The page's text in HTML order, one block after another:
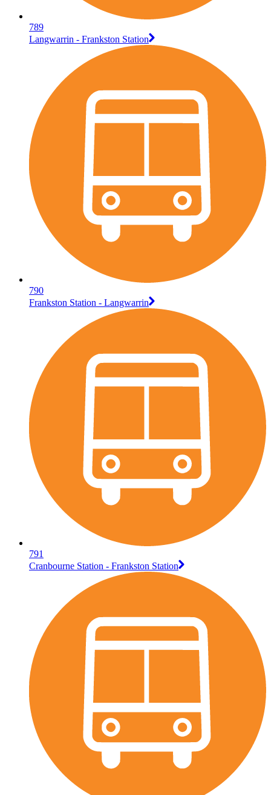
789
Langwarrin - Frankston Station
790
Frankston Station - Langwarrin
791
Cranbourne Station - Frankston Station